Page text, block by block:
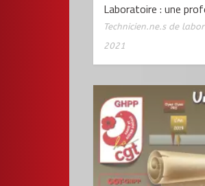
Laboratoire : une
Technicien.ne.s de
2021